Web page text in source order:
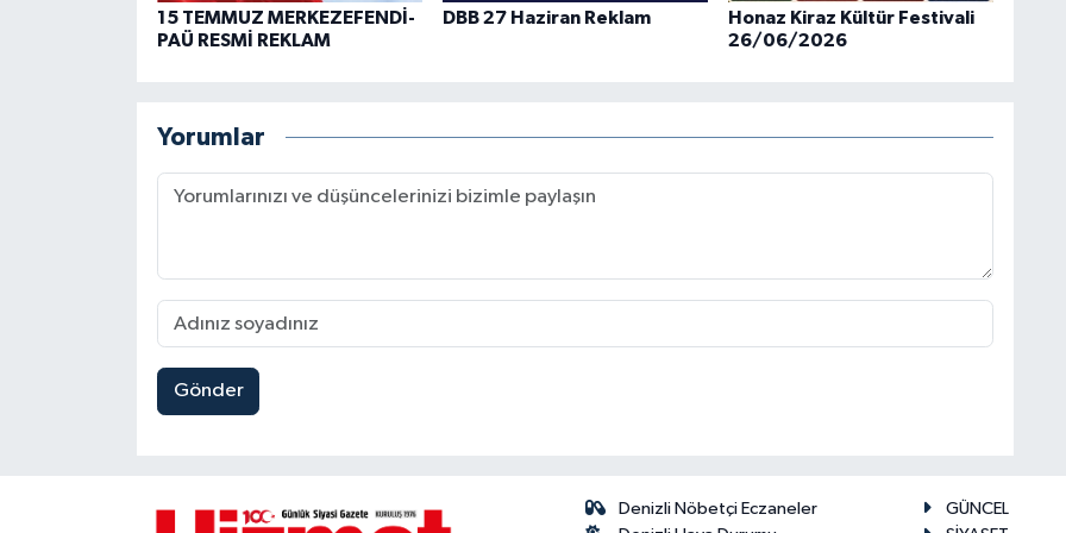
15 TEMMUZ MERKEZEFENDİ-
PAÜ RESMİ REKLAM
DBB 27 Haziran Reklam
Honaz Kiraz Kültür Festivali
26/06/2026
Yorumlar
Gönder
Denizli Nöbetçi Eczaneler
GÜNCEL